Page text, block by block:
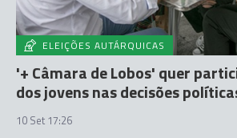
ELEIÇÕES AUTÁRQUICAS
'+ Câmara de Lobos' quer
dos jovens nas decisões
10 Set 17:26